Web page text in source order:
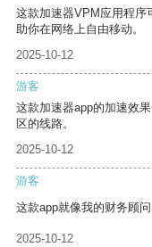
这款加速器VPM应用程序
助你在网络上自由移动。
2025-10-12
游客
这款加速器app的加速效
区的线路。
2025-10-12
游客
这款app就像我的财务顾
2025-10-12